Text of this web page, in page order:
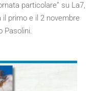
particolare” su La7,
primo e il 2 novembre
Pasolini.